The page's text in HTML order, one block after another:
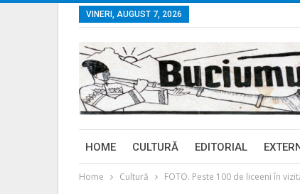
VINERI, AUGUST 7, 2026
HOME CULTURĂ EDITORIAL
Home Cultură FOTO. Peste 100 de liceeni în